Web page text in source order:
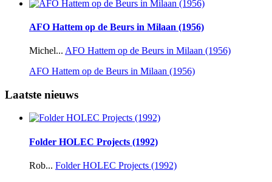
AFO Hattem op de Beurs in Milaan (1956)
Michel... AFO Hattem op de Beurs in Milaan (1956)
AFO Hattem op de Beurs in Milaan (1956)
Laatste nieuws
Folder HOLEC Projects (1992)
Rob... Folder HOLEC Projects (1992)